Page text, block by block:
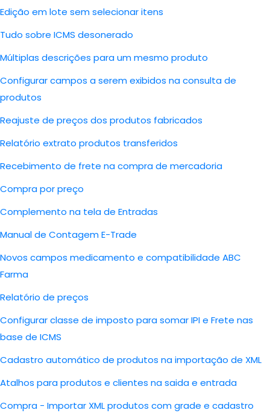
Edição em lote sem selecionar itens
Tudo sobre ICMS desonerado
Múltiplas descrições para um mesmo produto
Configurar campos a serem exibidos na consulta de
produtos
Reajuste de preços dos produtos fabricados
Relatório extrato produtos transferidos
Recebimento de frete na compra de mercadoria
Compra por preço
Complemento na tela de Entradas
Manual de Contagem E-Trade
Novos campos medicamento e compatibilidade ABC
Farma
Relatório de preços
Configurar classe de imposto para somar IPI e Frete nas
base de ICMS
Cadastro automático de produtos na importação de XML
Atalhos para produtos e clientes na saida e entrada
Compra - Importar XML produtos com grade e cadastro